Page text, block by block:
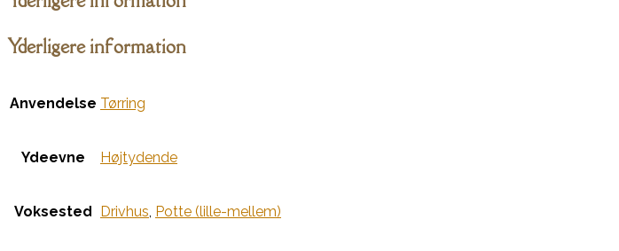
Yderligere information
Anvendelse Tørring
Ydeevne Højtydende
Voksested Drivhus, Potte (lille-mellem)